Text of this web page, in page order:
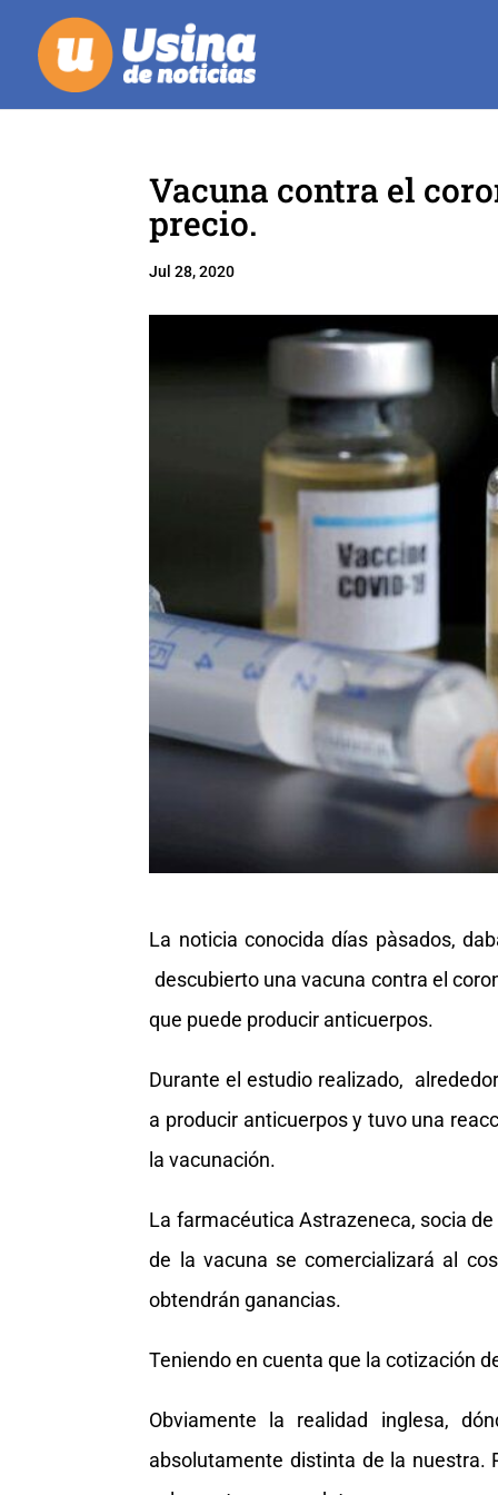
Vacuna contra el
precio.
Jul 28, 2020
La noticia conocida días pàsados,
descubierto una vacuna contra el
que puede producir anticuerpos.
Durante el estudio realizado,
a producir anticuerpos y tuvo una
la vacunación.
La farmacéutica Astrazeneca, socia
de la vacuna se comercializará al
obtendrán ganancias.
Teniendo en cuenta que la cotización
Obviamente la realidad inglesa,
absolutamente distinta de la nuestra.